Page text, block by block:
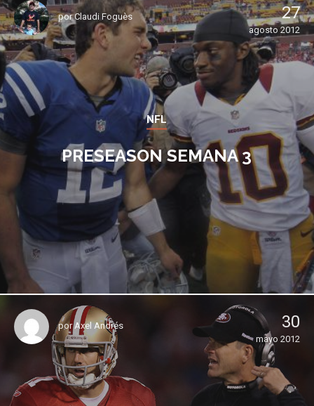
porClaudi Foguès 27
agosto 2012
NFL
PRESEASON SEMANA 3
porAxel Andrés 30
mayo 2012